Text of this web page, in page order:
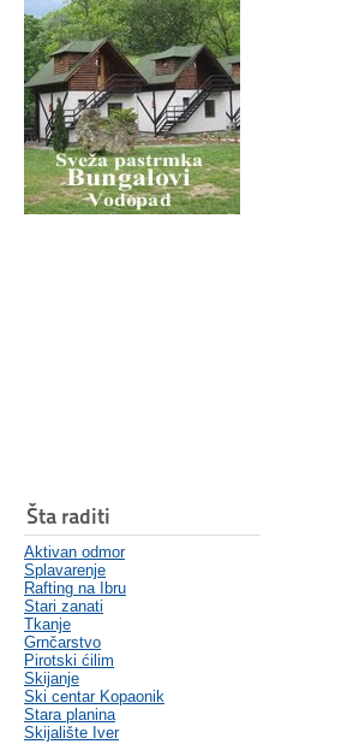
Šta raditi
Aktivan odmor
Splavarenje
Rafting na Ibru
Stari zanati
Tkanje
Grnčarstvo
Pirotski ćilim
Skijanje
Ski centar Kopaonik
Stara planina
Skijalište Iver